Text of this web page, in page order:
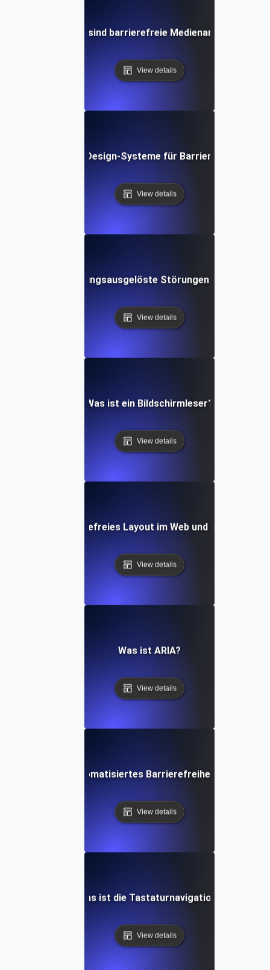
Was sind barrierefreie Medienarten?
View details
Was sind Design-Systeme für Barrierefreiheit?
View details
Was sind Bewegungsausgelöste Störungen in der
View details
Was ist ein Bildschirmleser?
View details
Was ist ein barrierefreies Layout im Web und auf
View details
Was ist ARIA?
View details
Was ist automatisiertes Barrierefreiheits-Testing?
View details
Was ist die Tastaturnavigation?
View details